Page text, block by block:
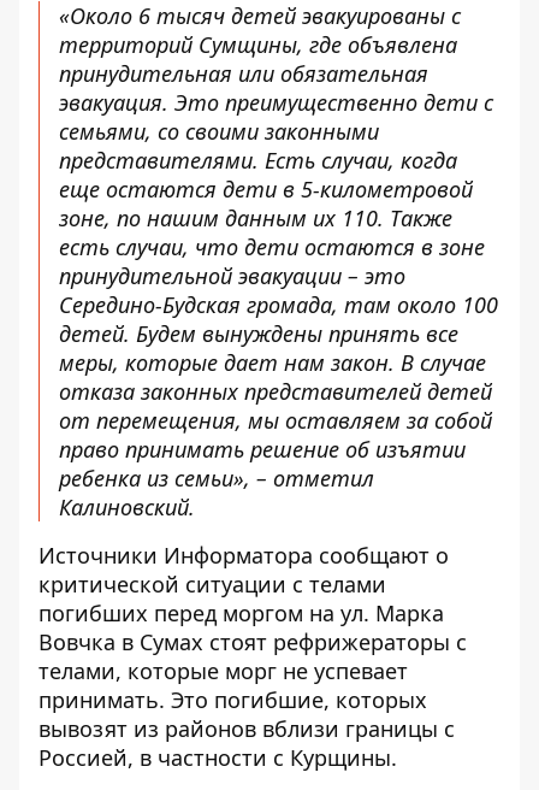
«Около 6 тысяч детей эвакуированы с
территорий Сумщины, где объявлена ​​
принудительная или обязательная
эвакуация. Это преимущественно дети с
семьями, со своими законными
представителями. Есть случаи, когда
еще остаются дети в 5-километровой
зоне, по нашим данным их 110. Также
есть случаи, что дети остаются в зоне
принудительной эвакуации – это
Середино-Будская громада, там около 100
детей. Будем вынуждены принять все
меры, которые дает нам закон. В случае
отказа законных представителей детей
от перемещения, мы оставляем за собой
право принимать решение об изъятии
ребенка из семьи», – отметил
Калиновский.
Источники Информатора сообщают о
критической ситуации с телами
погибших перед моргом на ул. Марка
Вовчка в Сумах стоят рефрижераторы с
телами, которые морг не успевает
принимать. Это погибшие, которых
вывозят из районов вблизи границы с
Россией, в частности с Курщины.